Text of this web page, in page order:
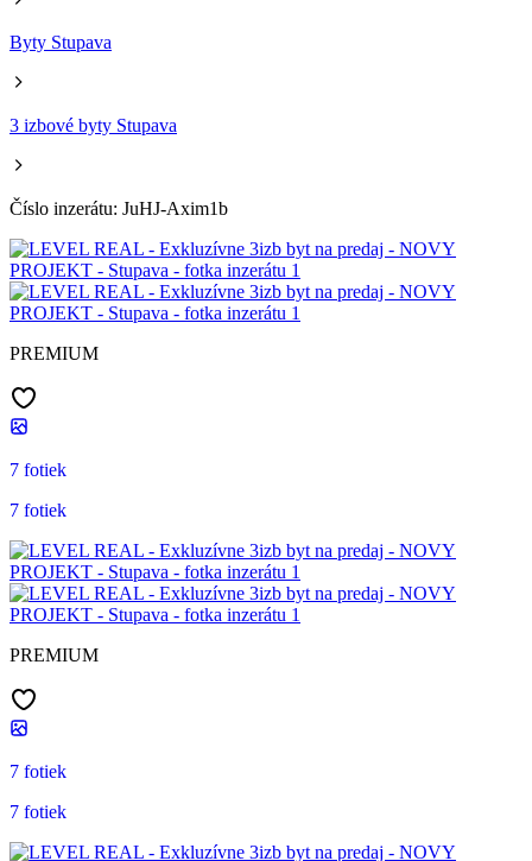
Byty Stupava
3 izbové byty Stupava
Číslo inzerátu: JuHJ-Axim1b
PREMIUM
7 fotiek
7 fotiek
PREMIUM
7 fotiek
7 fotiek